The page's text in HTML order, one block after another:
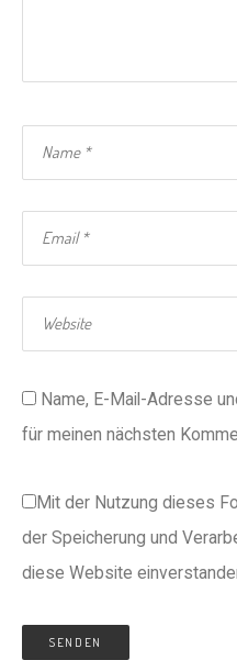
Name, E-Mail-Adresse
für meinen nächsten
Mit der Nutzung dieses
der Speicherung und
diese Website